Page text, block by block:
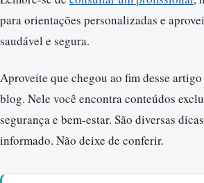
para orientações personalizadas e
saudável e segura.
Aproveite que chegou ao fim desse
blog. Nele você encontra conteúdos
segurança e bem-estar. São diversas
informado. Não deixe de conferir.